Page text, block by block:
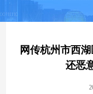
网传杭州市西
还恶